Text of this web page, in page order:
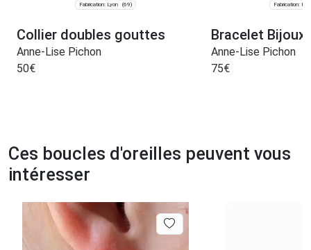
Fabrication: Lyon (69)
Collier doubles gouttes
Anne-Lise Pichon
50€
Fabrication:
Bracelet Bijoux
Anne-Lise Pichon
75€
Ces boucles d'oreilles peuvent vous
intéresser